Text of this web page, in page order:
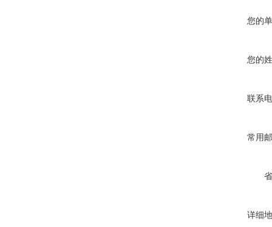
您的
您的
联系
常用
详细